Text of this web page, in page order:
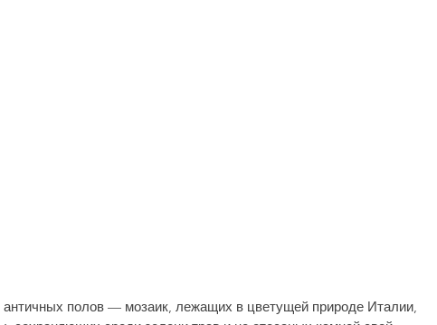
полов — мозаик, лежащих в цветущей при­роде Италии,